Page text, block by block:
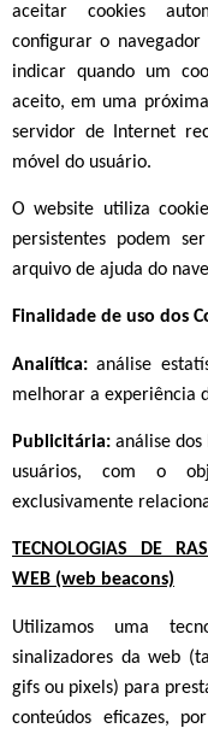
aceitar cookies
configurar o
indicar quando um
aceito, em uma
servidor de Internet
móvel do usuário.
O website utiliza
persistentes podem
arquivo de ajuda do
Finalidade de uso dos
Analítica:análise
melhorar a experiência
Publicitária: análise
usuários, com o
exclusivamente
TECNOLOGIAS DE
WEB (web beacons)
Utilizamos uma
sinalizadores da web
gifs ou pixels) para
conteúdos eficazes,